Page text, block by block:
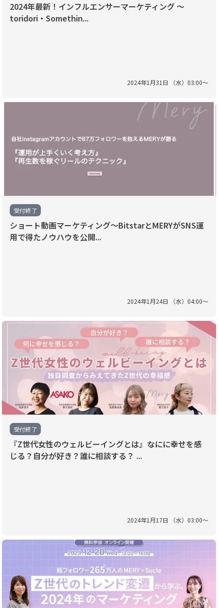
2024年最新！インフルエンサーマーケティング 〜
toridori・Somethin...
2024年1 月31 日 （水） 03:00〜
受付終了
ショート動画マーケティング〜BitstarとMERYがSNS運
用で得たノウハウを公開...
2024年1 月24日 （水） 04:00〜
受付終了
『Z世代女性のウェルビーイングとは』なにに幸せを感
じる？自分が好き？誰に相談する？ ...
2024年1 月17日 （水） 03:00〜